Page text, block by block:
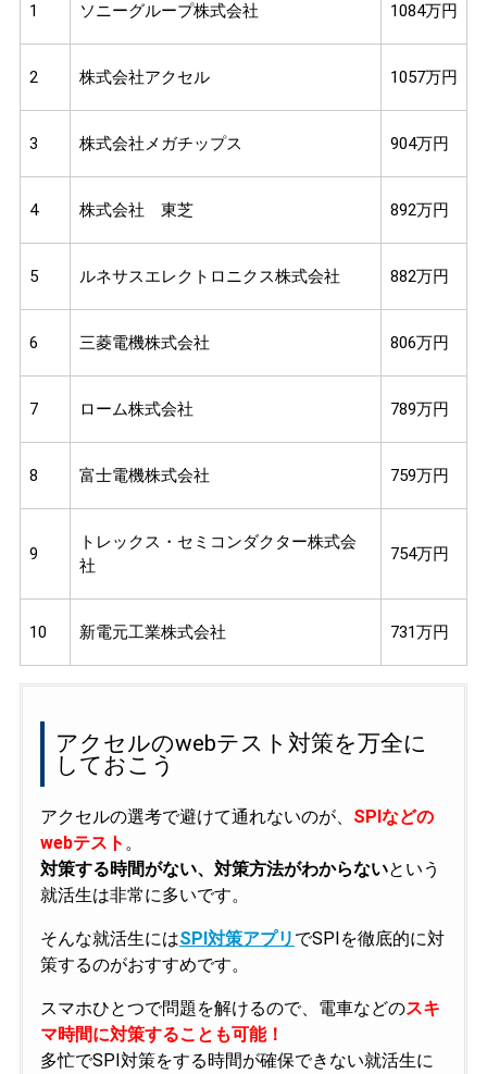
1 ソニーグループ株式会社 1084万円
2 株式会社アクセル 1057万円
3 株式会社メガチップス 904万円
4 株式会社 東芝 892万円
5 ルネサスエレクトロニクス株式会社 882万円
6 三菱電機株式会社 806万円
7 ローム株式会社 789万円
8 富士電機株式会社 759万円
9
トレックス・セミコンダクター株式会
社
754万円
10 新電元工業株式会社 731万円
アクセルのwebテスト対策を万全に
しておこう
アクセルの選考で避けて通れないのが、 SPIなどの
webテスト 。
対策する時間がない、対策方法がわからないという
就活生は非常に多いです。
そんな就活生にはSPI対策アプリ でSPIを徹底的に対
策するのがおすすめです。
スマホひとつで問題を解けるので、電車などのスキ
マ時間に対策することも可能！
多忙でSPI対策をする時間が確保できない就活生に